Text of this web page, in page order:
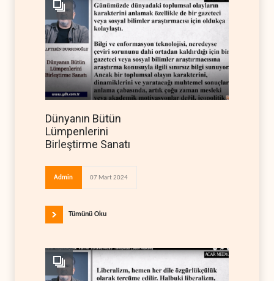
Dünyanın Bütün
Lümpenlerini
Birleştirme Sanatı
Admin 07 Mart 2024
Tümünü Oku